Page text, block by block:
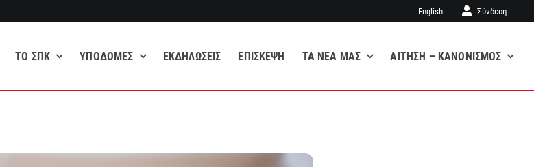
English Σύνδεση
ΤΟ ΣΠΚ ΥΠΟΔΟΜΈΣ ΕΚΔΗΛΏΣΕΙΣ ΕΠΊΣΚΕΨΗ ΤΑ ΝΈΑ ΜΑΣ ΑΊΤΗΣΗ – ΚΑΝΟΝΙΣΜΌΣ